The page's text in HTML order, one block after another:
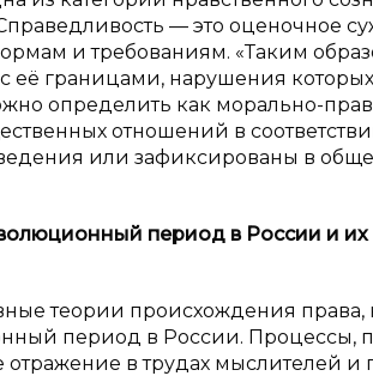
— это оценочное
и требованиям. «Таким
её границами, нарушения
определить как морально-
отношений в
или зафиксированы в
период в России и их
теории происхождения права,
период в России. Процессы,
в трудах мыслителей